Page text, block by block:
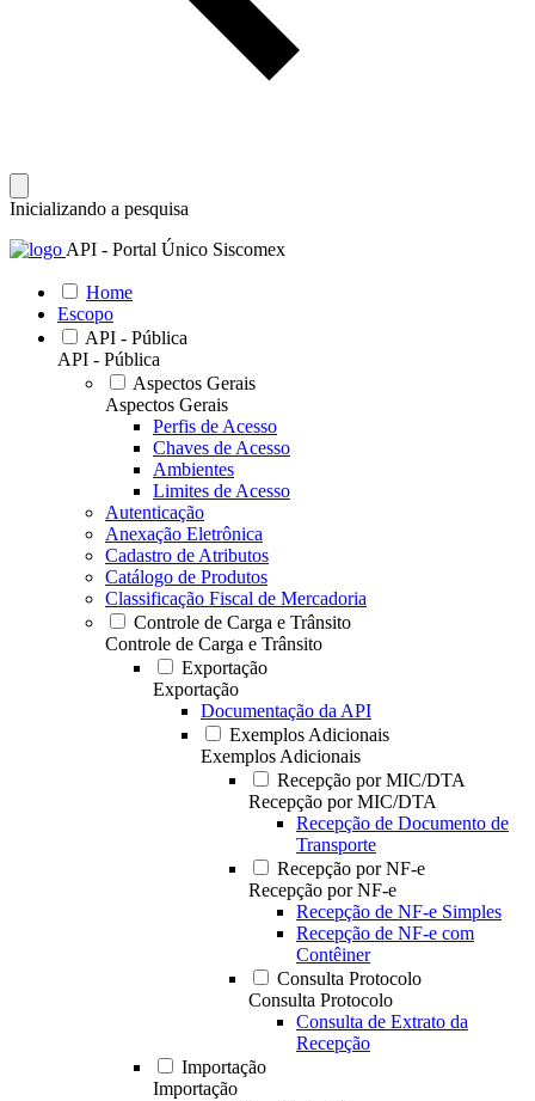
Inicializando a pesquisa
API - Portal Único Siscomex
Home
Escopo
API - Pública
API - Pública
Aspectos Gerais
Aspectos Gerais
Perfis de Acesso
Chaves de Acesso
Ambientes
Limites de Acesso
Autenticação
Anexação Eletrônica
Cadastro de Atributos
Catálogo de Produtos
Classificação Fiscal de Mercadoria
Controle de Carga e Trânsito
Controle de Carga e Trânsito
Exportação
Exportação
Documentação da API
Exemplos Adicionais
Exemplos Adicionais
Recepção por MIC/DTA
Recepção por MIC/DTA
Recepção de Documento de
Transporte
Recepção por NF-e
Recepção por NF-e
Recepção de NF-e Simples
Recepção de NF-e com
Contêiner
Consulta Protocolo
Consulta Protocolo
Consulta de Extrato da
Recepção
Importação
Importação